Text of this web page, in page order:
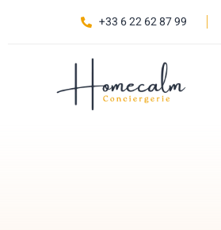
+33 6 22 62 87 99